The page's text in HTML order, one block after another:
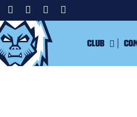
Club